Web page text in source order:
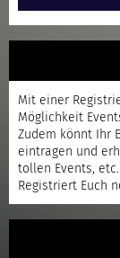
Mit einer
Möglichkeit
Zudem könnt Ihr
eintragen und
tollen Events,
Registriert Euch